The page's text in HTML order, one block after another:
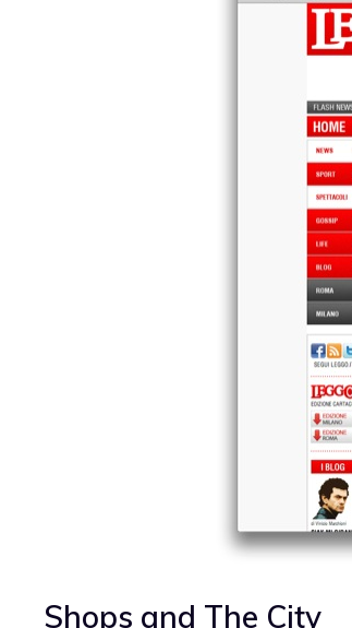
Shops and The City